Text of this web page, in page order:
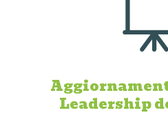
Leadership